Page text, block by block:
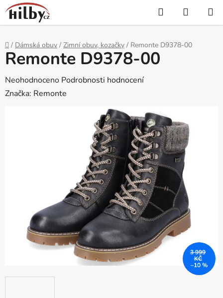
Přejít
na
obsah
Hledat
KOŠÍK
Domů
/ Dámská obuv / Zimní obuv, kozačky / Remonte D9378-00
Remonte D9378-00
Průměrné
hodnocení
Neohodnoceno Podrobnosti hodnocení
Značka: Remonte
3 999
KČ
–10 %